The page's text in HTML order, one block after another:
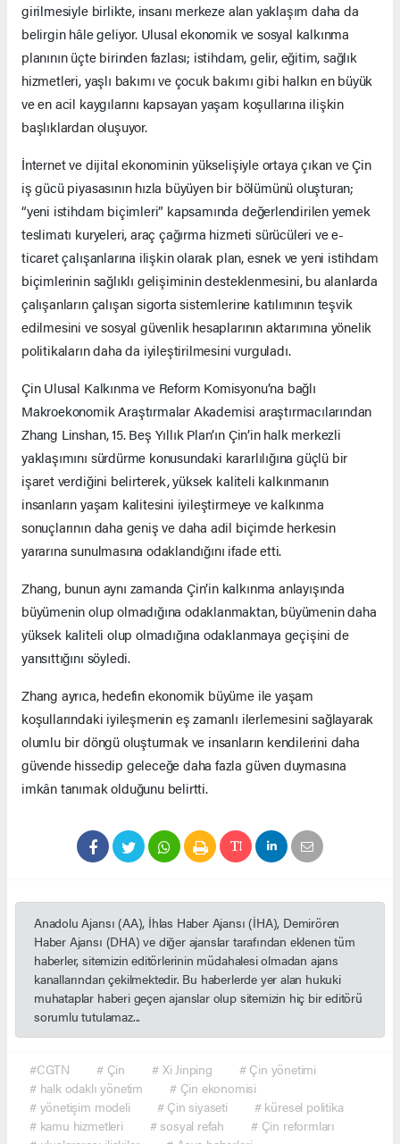
girilmesiyle birlikte, insanı merkeze alan yaklaşım daha da
belirgin hâle geliyor. Ulusal ekonomik ve sosyal kalkınma
planının üçte birinden fazlası; istihdam, gelir, eğitim, sağlık
hizmetleri, yaşlı bakımı ve çocuk bakımı gibi halkın en büyük
ve en acil kaygılarını kapsayan yaşam koşullarına ilişkin
başlıklardan oluşuyor.
İnternet ve dijital ekonominin yükselişiyle ortaya çıkan ve Çin
iş gücü piyasasının hızla büyüyen bir bölümünü oluşturan;
“yeni istihdam biçimleri” kapsamında değerlendirilen yemek
teslimatı kuryeleri, araç çağırma hizmeti sürücüleri ve e-
ticaret çalışanlarına ilişkin olarak plan, esnek ve yeni istihdam
biçimlerinin sağlıklı gelişiminin desteklenmesini, bu alanlarda
çalışanların çalışan sigorta sistemlerine katılımının teşvik
edilmesini ve sosyal güvenlik hesaplarının aktarımına yönelik
politikaların daha da iyileştirilmesini vurguladı.
Çin Ulusal Kalkınma ve Reform Komisyonu’na bağlı
Makroekonomik Araştırmalar Akademisi araştırmacılarından
Zhang Linshan, 15. Beş Yıllık Plan’ın Çin’in halk merkezli
yaklaşımını sürdürme konusundaki kararlılığına güçlü bir
işaret verdiğini belirterek, yüksek kaliteli kalkınmanın
insanların yaşam kalitesini iyileştirmeye ve kalkınma
sonuçlarının daha geniş ve daha adil biçimde herkesin
yararına sunulmasına odaklandığını ifade etti.
Zhang, bunun aynı zamanda Çin’in kalkınma anlayışında
büyümenin olup olmadığına odaklanmaktan, büyümenin daha
yüksek kaliteli olup olmadığına odaklanmaya geçişini de
yansıttığını söyledi.
Zhang ayrıca, hedefin ekonomik büyüme ile yaşam
koşullarındaki iyileşmenin eş zamanlı ilerlemesini sağlayarak
olumlu bir döngü oluşturmak ve insanların kendilerini daha
güvende hissedip geleceğe daha fazla güven duymasına
imkân tanımak olduğunu belirtti.
Anadolu Ajansı (AA), İhlas Haber Ajansı (İHA), Demirören
Haber Ajansı (DHA) ve diğer ajanslar tarafından eklenen tüm
haberler, sitemizin editörlerinin müdahalesi olmadan ajans
kanallarından çekilmektedir. Bu haberlerde yer alan hukuki
muhataplar haberi geçen ajanslar olup sitemizin hiç bir editörü
sorumlu tutulamaz...
#CGTN # Çin # Xi Jinping
# Çin yönetimi
# halk odaklı yönetim
# Çin ekonomisi
# yönetişim modeli
# Çin siyaseti
# küresel politika
# kamu hizmetleri
# sosyal refah
# Çin reformları